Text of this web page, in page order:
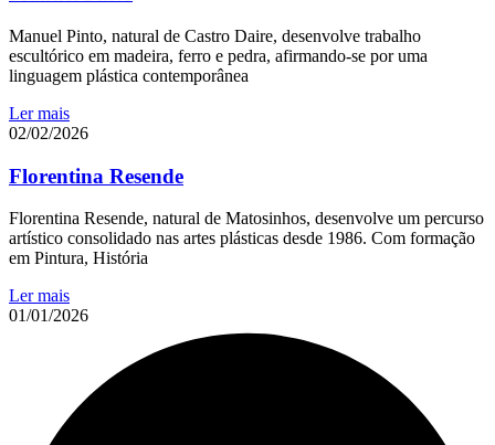
Manuel Pinto, natural de Castro Daire, desenvolve trabalho
escultórico em madeira, ferro e pedra, afirmando-se por uma
linguagem plástica contemporânea
Ler mais
02/02/2026
Florentina Resende
Florentina Resende, natural de Matosinhos, desenvolve um percurso
artístico consolidado nas artes plásticas desde 1986. Com formação
em Pintura, História
Ler mais
01/01/2026